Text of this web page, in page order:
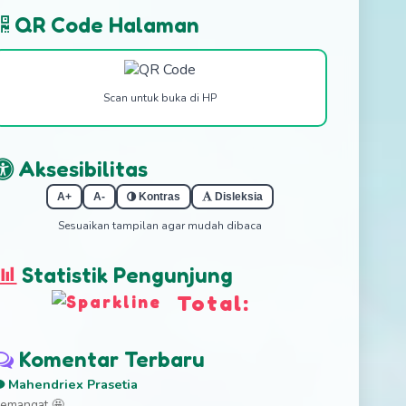
QR Code Halaman
Scan untuk buka di HP
Aksesibilitas
A+ A- Kontras Disleksia
Sesuaikan tampilan agar mudah dibaca
Statistik Pengunjung
Total:
Komentar Terbaru
Mahendriex Prasetia